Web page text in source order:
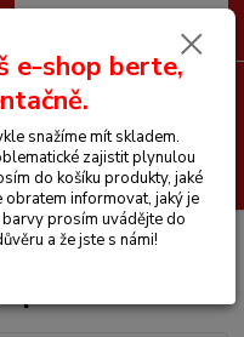
Hledat
0 Kč
Ella ELT
Ella ELT
e-shop berte,
snažíme mít skladem.
zajistit plynulou
do košíku produkty, jaké
informovat, jaký je
prosím uvádějte do
a že jste s námi!